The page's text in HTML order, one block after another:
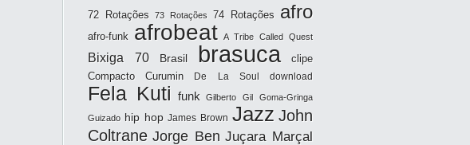
72 Rotações 73 Rotações 74 Rotações afro
afro-funk afrobeat A Tribe Called Quest
Bixiga 70 Brasil brasuca
clipe
Compacto
Curumin De La Soul download
Fela Kuti funk Gilberto Gil Goma-Gringa
Guizado hip hop James Brown Jazz John
Coltrane Jorge Ben Juçara Marçal